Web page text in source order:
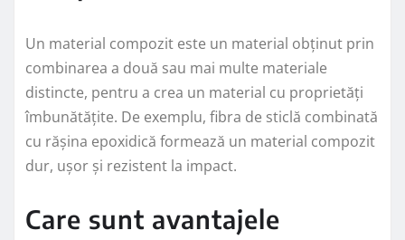
Un material compozit este un material obținut prin
combinarea a două sau mai multe materiale
distincte, pentru a crea un material cu proprietăți
îmbunătățite. De exemplu, fibra de sticlă combinată
cu rășina epoxidică formează un material compozit
dur, ușor și rezistent la impact.
Care sunt avantajele